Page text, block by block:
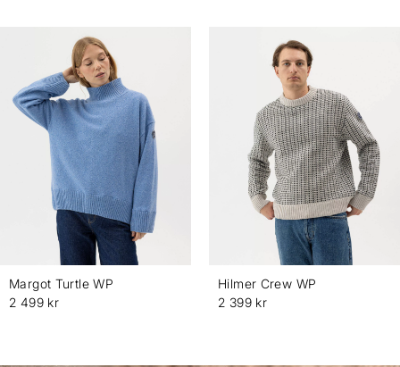
Margot Turtle WP
2 499 kr
Hilmer Crew WP
2 399 kr